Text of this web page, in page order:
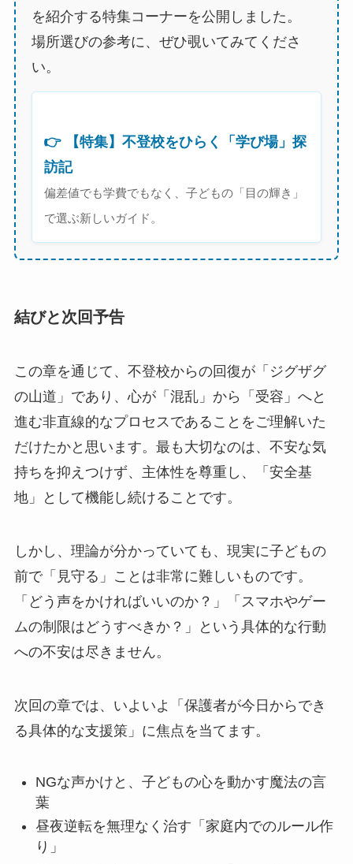
を紹介する特集コーナーを公開しました。
場所選びの参考に、ぜひ覗いてみてくださ
い。
👉 【特集】不登校をひらく「学び場」探
訪記
偏差値でも学費でもなく、子どもの「目の輝き」
で選ぶ新しいガイド。
結びと次回予告
この章を通じて、不登校からの回復が「ジグザグ
の山道」であり、心が「混乱」から「受容」へと
進む非直線的なプロセスであることをご理解いた
だけたかと思います。最も大切なのは、不安な気
持ちを抑えつけず、主体性を尊重し、「安全基
地」として機能し続けることです。
しかし、理論が分かっていても、現実に子どもの
前で「見守る」ことは非常に難しいものです。
「どう声をかければいいのか？」「スマホやゲー
ムの制限はどうすべきか？」という具体的な行動
への不安は尽きません。
次回の章では、いよいよ「保護者が今日からでき
る具体的な支援策」に焦点を当てます。
NGな声かけと、子どもの心を動かす魔法の言
葉
昼夜逆転を無理なく治す「家庭内でのルール作
り」